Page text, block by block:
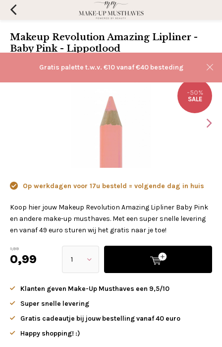
Gratis palette t.w.v. €10 vanaf €40 besteding
Makeup Revolution Amazing Lipliner -
Baby Pink - Lippotlood
-50%
SALE
Op werkdagen voor 17u besteld = volgende dag in huis
Koop hier jouw Makeup Revolution Amazing Lipliner Baby Pink
en andere make-up musthaves. Met een super snelle levering
en vanaf 49 euro sturen wij het gratis naar je toe!
1,99
0,99
Klanten geven Make-Up Musthaves een 9,5/10
Super snelle levering
Gratis cadeautje bij jouw bestelling vanaf 40 euro
Happy shopping! :)